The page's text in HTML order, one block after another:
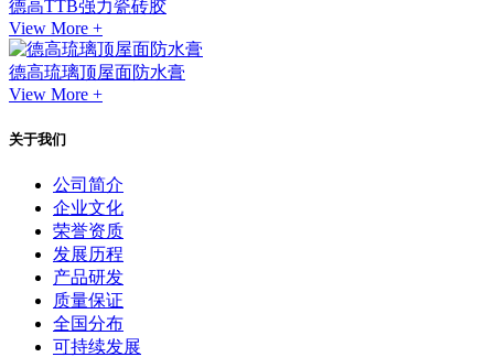
德高TTB强力瓷砖胶
View More +
德高琉璃顶屋面防水膏
View More +
关于我们
公司简介
企业文化
荣誉资质
发展历程
产品研发
质量保证
全国分布
可持续发展